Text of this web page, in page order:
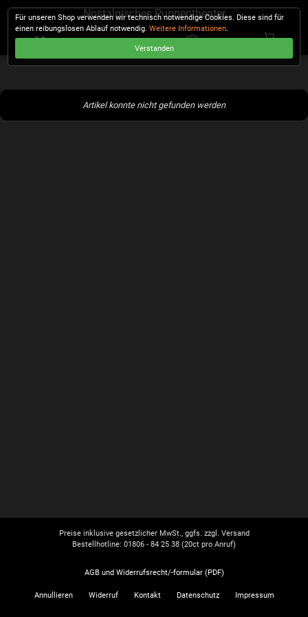
Nostalgisches Puppentheater
Artikel konnte nicht gefunden werden
Für unseren Shop verwenden wir technisch notwendige Cookies. Diese sind für
einen reibungslosen Ablauf notwendig.Weitere Informationen.
Verstanden
Preise inklusive gesetzlicher MwSt., ggfs. zzgl. Versand
Bestellhotline: 01806 - 84 25 38 (20ct pro Anruf)
AGB und Widerrufsrecht/-formular (PDF)
Annullieren Widerruf Kontakt Datenschutz Impressum